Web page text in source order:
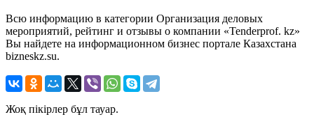
Всю информацию в категории Организация деловых
мероприятий, рейтинг и отзывы о компании «Tenderprof. kz»
Вы найдете на информационном бизнес портале Казахстана
bizneskz.su.
Жоқ пікірлер бұл тауар.